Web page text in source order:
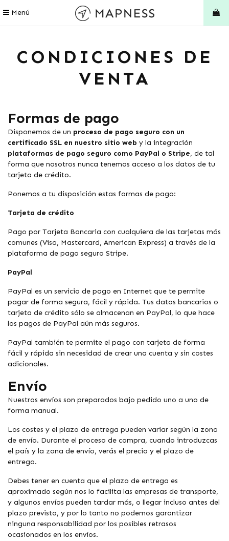
Menú
CONDICIONES DE
VENTA
Formas de pago
Disponemos de un proceso de pago seguro con un
certificado SSL en nuestro sitio web y la integración
plataformas de pago seguro como PayPal o Stripe, de tal
forma que nosotros nunca tenemos acceso a los datos de tu
tarjeta de crédito.
Ponemos a tu disposición estas formas de pago:
Tarjeta de crédito
Pago por Tarjeta Bancaria con cualquiera de las tarjetas más
comunes (Visa, Mastercard, American Express) a través de la
plataforma de pago seguro Stripe.
PayPal
PayPal es un servicio de pago en Internet que te permite
pagar de forma segura, fácil y rápida. Tus datos bancarios o
tarjeta de crédito sólo se almacenan en PayPal, lo que hace
los pagos de PayPal aún más seguros.
PayPal también te permite el pago con tarjeta de forma
fácil y rápida sin necesidad de crear una cuenta y sin costes
adicionales.
Envío
Nuestros envíos son preparados bajo pedido uno a uno de
forma manual.
Los costes y el plazo de entrega pueden variar según la zona
de envío. Durante el proceso de compra, cuando introduzcas
el país y la zona de envío, verás el precio y el plazo de
entrega.
Debes tener en cuenta que el plazo de entrega es
aproximado según nos lo facilita las empresas de transporte,
y algunos envíos pueden tardar más, o llegar incluso antes del
plazo previsto, y por lo tanto no podemos garantizar
ninguna responsabilidad por los posibles retrasos
ocasionados en los envíos.